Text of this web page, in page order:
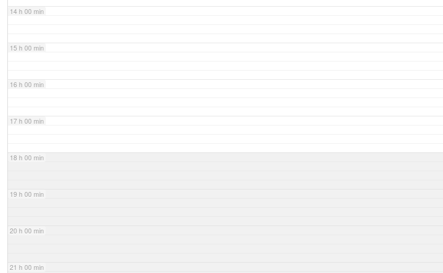
14 h 00 min
15 h 00 min
16 h 00 min
17 h 00 min
18 h 00 min
19 h 00 min
20 h 00 min
21 h 00 min